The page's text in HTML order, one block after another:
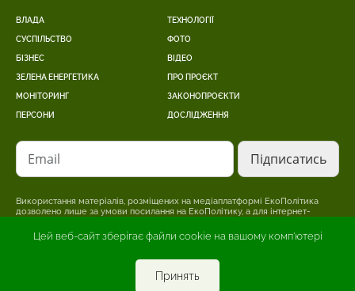
Цей веб-сайт зберігає файли cookie на вашому комп'ютері
Принять
ВЛАДА
СУСПІЛЬСТВО
БІЗНЕС
ЗЕЛЕНА ЕНЕРГЕТИКА
МОНІТОРИНГ
ПЕРСОНИ
ТЕХНОЛОГІЇ
ФОТО
ВІДЕО
ПРО ПРОЄКТ
ЗАКОНОПРОЄКТИ
ДОСЛІДЖЕННЯ
Email
Використання матеріалів, розміщених на медіаплатформі ЕкоПолітика
дозволено лише за умови посилання на ЕкоПолітику, а для інтернет-
гіперпосилання на сторінку, де розміщено оригінальний матеріал.
матеріалі. Відповідальність за достовірність інформації, опублікованої в
рекламних матеріалах, несе рекламодавець.